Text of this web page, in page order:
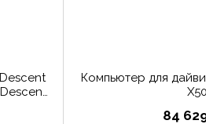
Компьютер для
84